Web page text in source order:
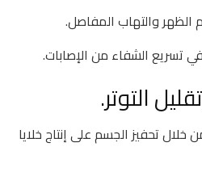
الظهر والتهاب المفاصل.
تسريع الشفاء من الإصابات.
التوتر.
تحفيز الجسم على إنتاج خلايا